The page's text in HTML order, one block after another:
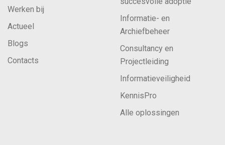
Werken bij
Actueel
Blogs
Contacts
Informatie- en
Archiefbeheer
Consultancy en
Projectleiding
Informatieveiligheid
KennisPro
Alle oplossingen